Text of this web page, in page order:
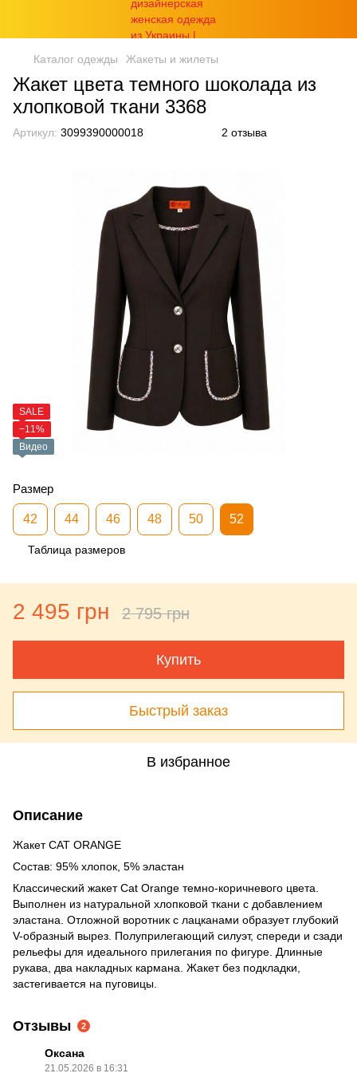
Каталог одежды Жакеты и жилеты
Жакет цвета темного шоколада из
хлопковой ткани 3368
Артикул: 3099390000018 2 отзыва
SALE
−11%
Видео
Размер
42 44 46 48 50 52
Таблица размеров
2 495 грн 2 795 грн
Купить
Быстрый заказ
В избранное
Описание
Жакет CAT ORANGE
Состав: 95% хлопок, 5% эластан
Классический жакет Cat Orange темно-коричневого цвета.
Выполнен из натуральной хлопковой ткани с добавлением
эластана. Отложной воротник с лацканами образует глубокий
V-образный вырез. Полуприлегающий силуэт, спереди и сзади
рельефы для идеального прилегания по фигуре. Длинные
рукава, два накладных кармана. Жакет без подкладки,
застегивается на пуговицы.
Отзывы 2
Оксана
21.05.2026 в 16:31